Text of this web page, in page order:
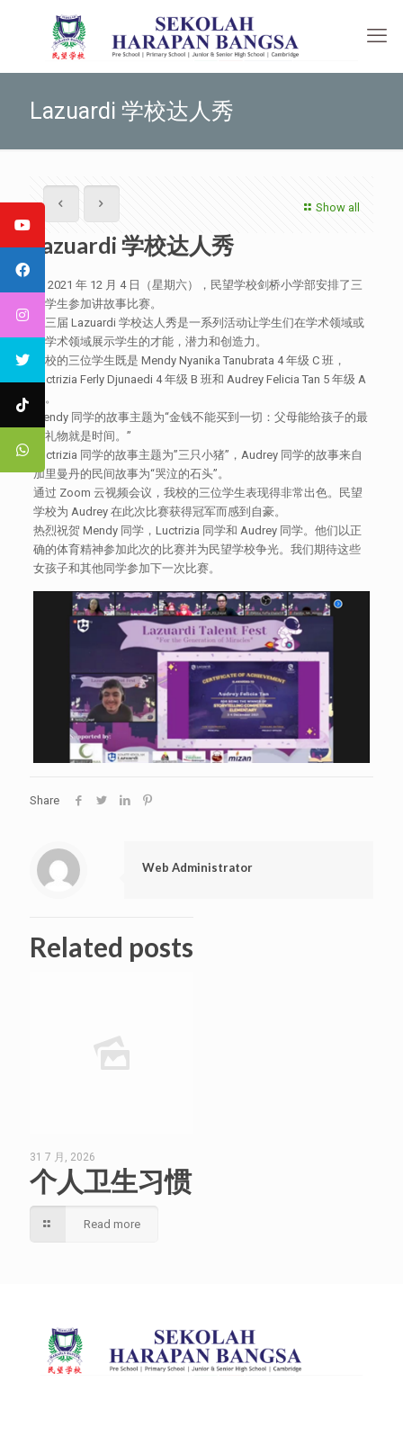
Lazuardi 学校达人秀
Show all
Lazuardi 学校达人秀
于 2021 年 12 月 4 日（星期六），民望学校剑桥小学部安排了三
位学生参加讲故事比赛。
第三届 Lazuardi 学校达人秀是一系列活动让学生们在学术领域或
非学术领域展示学生的才能，潜力和创造力。
我校的三位学生既是 Mendy Nyanika Tanubrata 4 年级 C 班，
Luctrizia Ferly Djunaedi 4 年级 B 班和 Audrey Felicia Tan 5 年级 A
班。
Mendy 同学的故事主题为“金钱不能买到一切：父母能给孩子的最
大礼物就是时间。”
Luctrizia 同学的故事主题为”三只小猪”，Audrey 同学的故事来自
加里曼丹的民间故事为“哭泣的石头”。
通过 Zoom 云视频会议，我校的三位学生表现得非常出色。民望
学校为 Audrey 在此次比赛获得冠军而感到自豪。
热烈祝贺 Mendy 同学，Luctrizia 同学和 Audrey 同学。他们以正
确的体育精神参加此次的比赛并为民望学校争光。我们期待这些
女孩子和其他同学参加下一次比赛。
Share
Web Administrator
Related posts
31 7 月, 2026
个人卫生习惯
Read more